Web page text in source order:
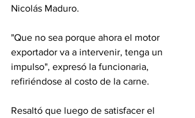
Nicolás Maduro.
"Que no sea porque ahora el motor
exportador va a intervenir, tenga un
impulso", expresó la funcionaria,
refiriéndose al costo de la carne.
Resaltó que luego de satisfacer el